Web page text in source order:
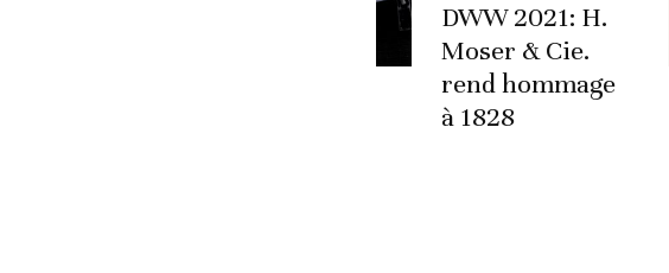
DWW 2021: H.
Moser & Cie.
rend hommage
à 1828